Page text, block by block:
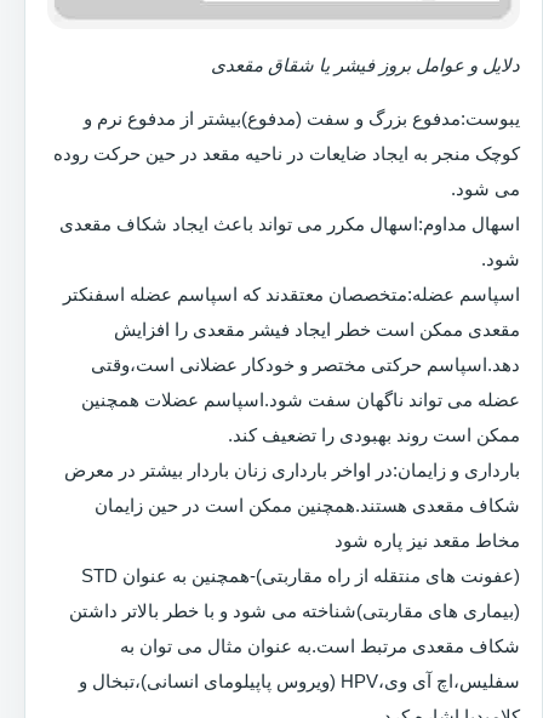
دلایل و عوامل بروز فیشر یا شقاق مقعدی
یبوست:مدفوع بزرگ و سفت (مدفوع)بیشتر از مدفوع نرم و
کوچک منجر به ایجاد ضایعات در ناحیه مقعد در حین حرکت روده
می شود.
اسهال مداوم:اسهال مکرر می تواند باعث ایجاد شکاف مقعدی
شود.
اسپاسم عضله:متخصصان معتقدند که اسپاسم عضله اسفنکتر
مقعدی ممکن است خطر ایجاد فیشر مقعدی را افزایش
دهد.اسپاسم حرکتی مختصر و خودکار عضلانی است،وقتی
عضله می تواند ناگهان سفت شود.اسپاسم عضلات همچنین
ممکن است روند بهبودی را تضعیف کند.
بارداری و زایمان:در اواخر بارداری زنان باردار بیشتر در معرض
شکاف مقعدی هستند.همچنین ممکن است در حین زایمان
مخاط مقعد نیز پاره شود
(عفونت های منتقله از راه مقاربتی)-همچنین به عنوان STD
(بیماری های مقاربتی)شناخته می شود و با خطر بالاتر داشتن
شکاف مقعدی مرتبط است.به عنوان مثال می توان به
سفلیس،اچ آی وی،HPV (ویروس پاپیلومای انسانی)،تبخال و